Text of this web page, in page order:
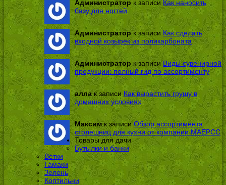
Администратор к записи Как наносить
базу для ногтей
Администраторк записи Как сделать
входной козырек из поликарбоната
Администратор к записиВиды сувенирной
продукции: полный гид по ассортименту
аллак записи Как вырастить грушу в
домашних условиях
Максимк записиОбзор ассортимента
столешниц для кухни от компании МАЕРСС
Товары для дачи
Бутылки и банки
Ветки
Гамаки
Зелень
Коптильни